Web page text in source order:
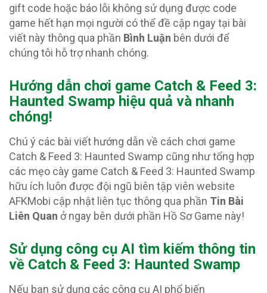
gift code hoặc báo lỗi không sử dụng được code
game hết hạn mọi người có thể đề cập ngay tại bài
viết này thông qua phần Bình Luận bên dưới để
chúng tôi hỗ trợ nhanh chóng.
Hướng dẫn chơi game Catch & Feed 3:
Haunted Swamp hiệu quả và nhanh
chóng!
Chú ý các bài viết hướng dẫn về cách chơi game
Catch & Feed 3: Haunted Swamp cũng như tổng hợp
các mẹo cày game Catch & Feed 3: Haunted Swamp
hữu ích luôn được đội ngũ biên tập viên website
AFKMobi cập nhật liên tục thông qua phần Tin Bài
Liên Quan ở ngay bên dưới phần Hồ Sơ Game này!
Sử dụng công cụ AI tìm kiếm thông tin
về Catch & Feed 3: Haunted Swamp
Nếu bạn sử dụng các công cụ AI phổ biến